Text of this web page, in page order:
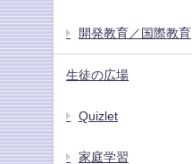
開発教育／国際教育
生徒の広場
Quizlet
家庭学習